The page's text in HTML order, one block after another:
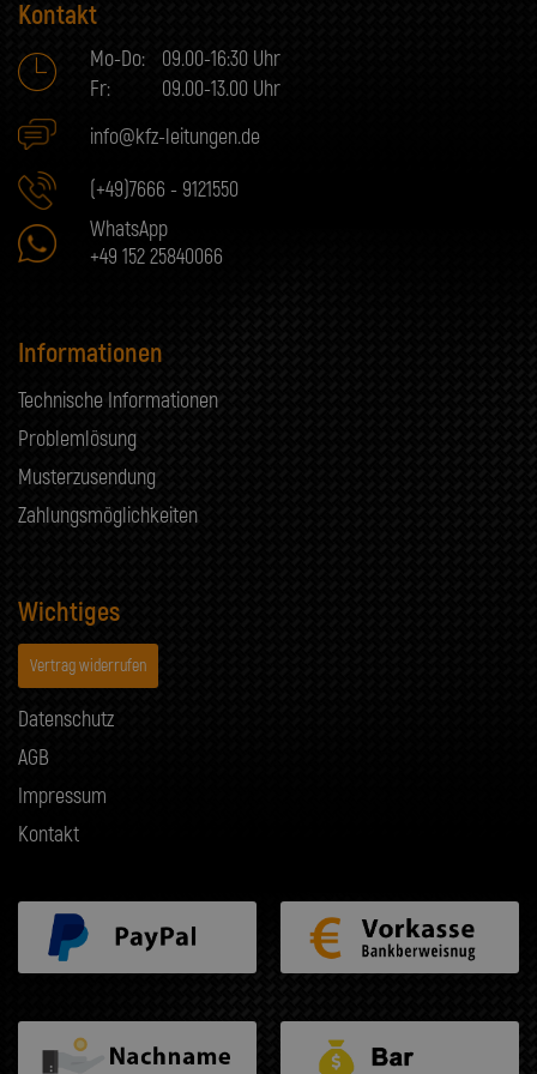
Kontakt
Mo-Do:
09.00-16:30 Uhr
Fr:
09.00-13.00 Uhr
info@kfz-leitungen.de
(+49)7666 - 9121550
WhatsApp
+49 152 25840066
Informationen
Technische Informationen
Problemlösung
Musterzusendung
Zahlungsmöglichkeiten
Wichtiges
Vertrag widerrufen
Datenschutz
AGB
Impressum
Kontakt